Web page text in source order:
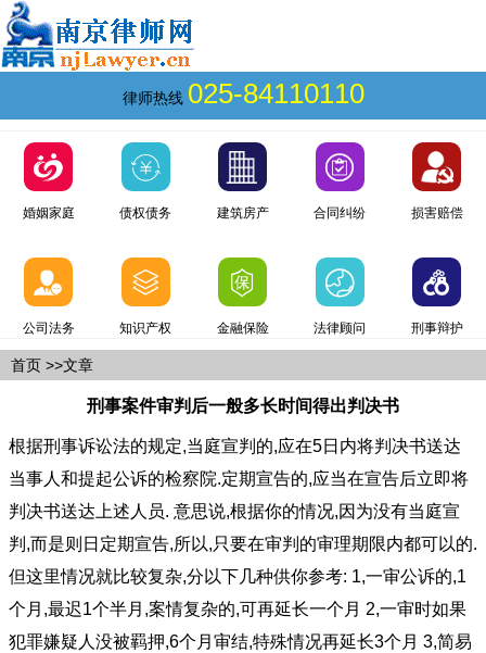
律师热线 025-84110110
婚姻家庭 债权债务 建筑房产 合同纠纷 损害赔偿
公司法务 知识产权 金融保险 法律顾问 刑事辩护
首页 >>文章
刑事案件审判后一般多长时间得出判决书
根据刑事诉讼法的规定,当庭宣判的,应在5日内将判决书送达
当事人和提起公诉的检察院.定期宣告的,应当在宣告后立即将
判决书送达上述人员. 意思说,根据你的情况,因为没有当庭宣
判,而是则日定期宣告,所以,只要在审判的审理期限内都可以的.
但这里情况就比较复杂,分以下几种供你参考: 1,一审公诉的,1
个月,最迟1个半月,案情复杂的,可再延长一个月 2,一审时如果
犯罪嫌疑人没被羁押,6个月审结,特殊情况再延长3个月 3,简易